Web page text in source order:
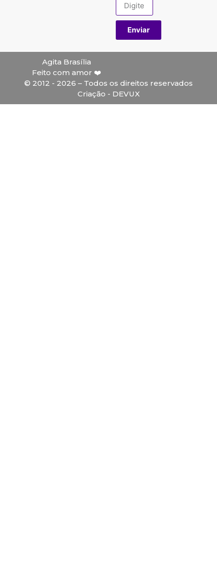
Enviar
Agita Brasília
Feito com amor ❤️
© 2012 - 2026 – Todos os direitos reservados
Criação - DEVUX